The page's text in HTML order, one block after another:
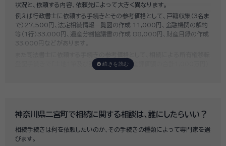
状況と、依頼する内容、依頼先によって大きく異なります。
例えば行政書士に依頼する手続きとその参考価格として、戸籍収集（3名ま
で）27,500円、法定相続情報一覧図の作成 11,000円、金融機関の解約
等（1行）33,000円、遺産分割協議書の作成 88,000円、財産目録の作成
33,000円などがあります。
登記手続きで「土地1筆及び建物1棟（固定資産評価額の合計1,000万円）
せると100万円近くかそれ以上費用がかかってしまう場合もあるなど、非
いい相続では、お客様ごとに必要な相続手続きを明らかにし、無料で見積
もり をお出ししております。予算に合わせてご自身で対応できないものの
神奈川県二宮町で相続に関する相談は、誰にしたらいい？
相続手続きは何を依頼したいのか、その手続きの種類によって専門家を選
びます。